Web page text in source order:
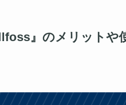
』のメリットや